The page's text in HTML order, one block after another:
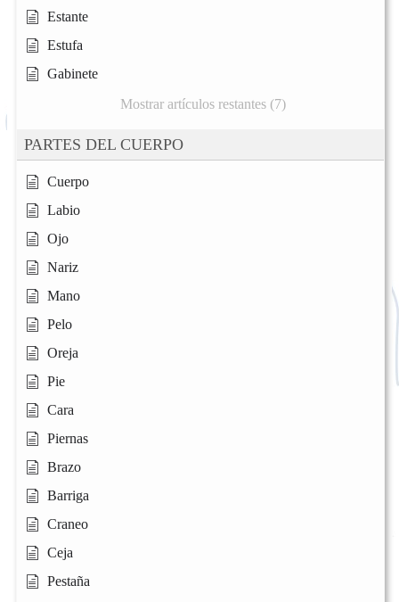
Estante
Estufa
Gabinete
Mostrar artículos restantes (7)
PARTES DEL CUERPO
Cuerpo
Labio
Ojo
Nariz
Mano
Pelo
Oreja
Pie
Cara
Piernas
Brazo
Barriga
Craneo
Ceja
Pestaña